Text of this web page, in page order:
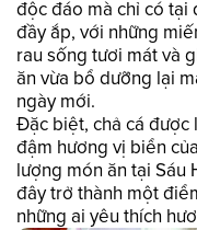
độc đáo mà chỉ có tại
đầy ắp, với những
rau sống tươi mát và
ăn vừa bổ dưỡng lại
ngày mới.
Đặc biệt, chả cá được
đậm hương vị biển
lượng món ăn tại Sáu
đây trở thành một
những ai yêu thích